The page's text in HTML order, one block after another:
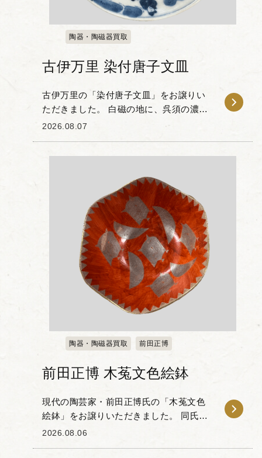
陶器・陶磁器買取
古伊万里 染付唐子文皿
古伊万里の「染付唐子文皿」をお譲りい
ただきました。 白磁の地に、呉須の濃淡
を用いて唐子の姿が描かれた作品です。
2026.08.07
陶器・陶磁器買取 前田正博
前田正博 木菟文色絵鉢
現代の陶芸家・前田正博氏の「木菟文色
絵鉢」をお譲りいただきました。 同氏
は、色絵とグラフィカルな現代的意匠を
2026.08.06